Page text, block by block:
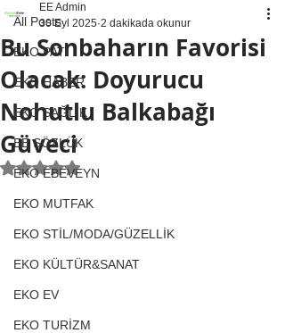
All Posts
EKO PATİ
EKO HABER
EKO SAĞLIK
EE SÖZLÜK
EKO EBEVEYN
EKO MUTFAK
EKO STİL/MODA/GÜZELLİK
EKO KÜLTÜR&SANAT
EKO EV
EKO TURİZM
Bu Sonbaharın Favorisi
Olacak: Doyurucu
Nohutlu Balkabağı
Güveci
EE Admin
30 Eyl 2025 2 dakikada okunur
5 üzerinden NaN yıldız